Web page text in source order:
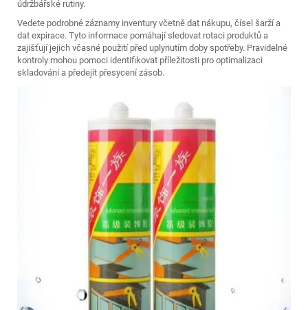
údržbářské rutiny.
Vedete podrobné záznamy inventury včetně dat nákupu, čísel šarží a
dat expirace. Tyto informace pomáhají sledovat rotaci produktů a
zajišťují jejich včasné použití před uplynutím doby spotřeby. Pravidelné
kontroly mohou pomoci identifikovat příležitosti pro optimalizaci
skladování a předejít přesycení zásob.